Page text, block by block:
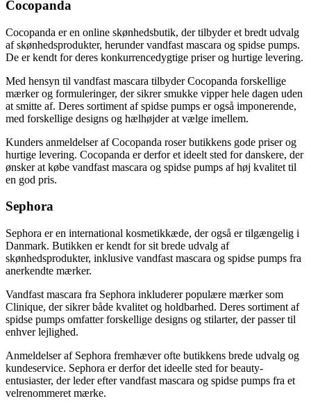
Cocopanda
Cocopanda er en online skønhedsbutik, der tilbyder et bredt udvalg
af skønhedsprodukter, herunder vandfast mascara og spidse pumps.
De er kendt for deres konkurrencedygtige priser og hurtige levering.
Med hensyn til vandfast mascara tilbyder Cocopanda forskellige
mærker og formuleringer, der sikrer smukke vipper hele dagen uden
at smitte af. Deres sortiment af spidse pumps er også imponerende,
med forskellige designs og hælhøjder at vælge imellem.
Kunders anmeldelser af Cocopanda roser butikkens gode priser og
hurtige levering. Cocopanda er derfor et ideelt sted for danskere, der
ønsker at købe vandfast mascara og spidse pumps af høj kvalitet til
en god pris.
Sephora
Sephora er en international kosmetikkæde, der også er tilgængelig i
Danmark. Butikken er kendt for sit brede udvalg af
skønhedsprodukter, inklusive vandfast mascara og spidse pumps fra
anerkendte mærker.
Vandfast mascara fra Sephora inkluderer populære mærker som
Clinique, der sikrer både kvalitet og holdbarhed. Deres sortiment af
spidse pumps omfatter forskellige designs og stilarter, der passer til
enhver lejlighed.
Anmeldelser af Sephora fremhæver ofte butikkens brede udvalg og
kundeservice. Sephora er derfor det ideelle sted for beauty-
entusiaster, der leder efter vandfast mascara og spidse pumps fra et
velrenommeret mærke.